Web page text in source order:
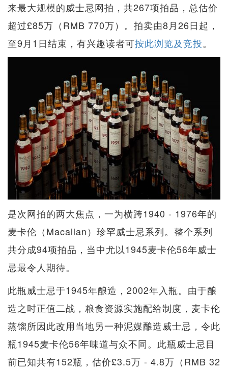
来最大规模的威士忌网拍，共267项拍品，总估价
超过£85万（RMB 770万）。拍卖由8月26日起，
至9月1日结束，有兴趣读者可按此浏览及竞投。
是次网拍的两大焦点，一为横跨1940 - 1976年的
麦卡伦（Macallan）珍罕威士忌系列。整个系列
共分成94项拍品，当中尤以1945麦卡伦56年威士
忌最令人期待。
此瓶威士忌于1945年酿造，2002年入瓶。由于酿
造之时正值二战，粮食资源实施配给制度，麦卡伦
蒸馏所因此改用当地另一种泥媒酿造威士忌，令此
瓶1945麦卡伦56年味道与众不同。此瓶威士忌目
前已知共有152瓶，估价£3.5万 - 4.8万（RMB 32